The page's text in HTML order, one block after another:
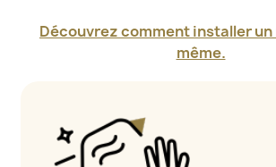
Découvrez comment installer
même.